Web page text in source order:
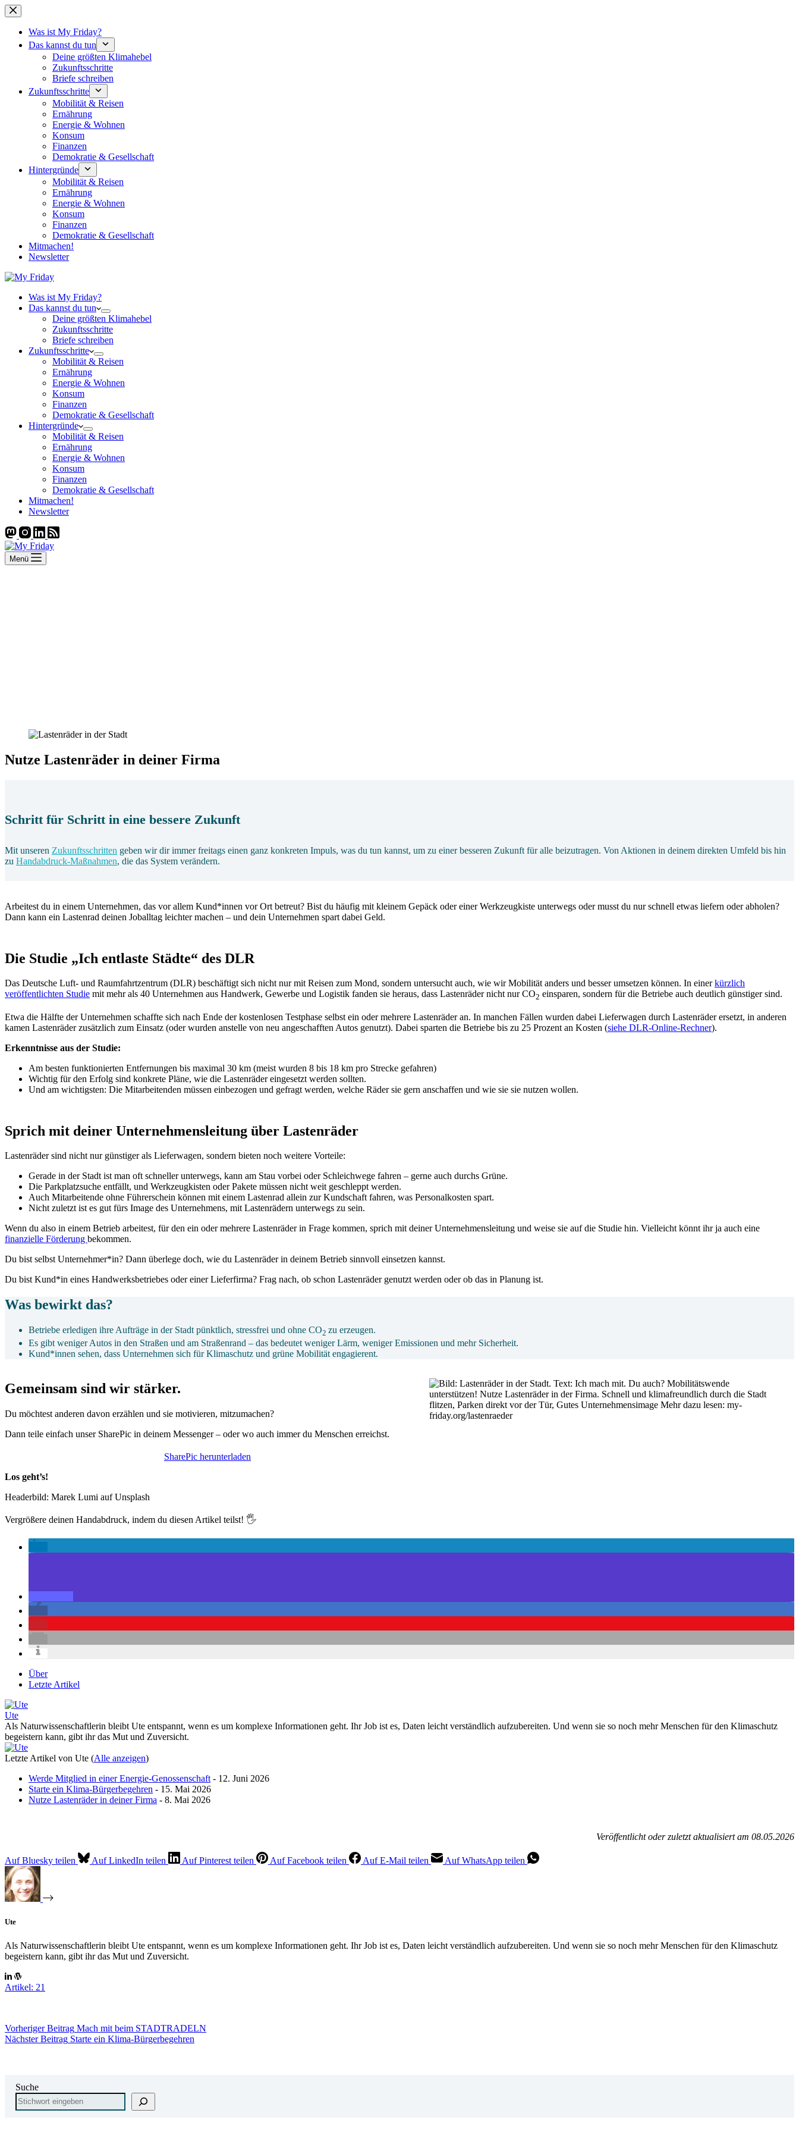
Zum
Inhalt
springenWas ist My Friday?
Das kannst du tun
Deine größten Klimahebel
Zukunftsschritte
Briefe schreiben
Zukunftsschritte
Mobilität & Reisen
Ernährung
Energie & Wohnen
Konsum
Finanzen
Demokratie & Gesellschaft
Hintergründe
Mobilität & Reisen
Ernährung
Energie & Wohnen
Konsum
Finanzen
Demokratie & Gesellschaft
Mitmachen!
Newsletter
Was ist My Friday?
Das kannst du tun
Deine größten Klimahebel
Zukunftsschritte
Briefe schreiben
Zukunftsschritte
Mobilität & Reisen
Ernährung
Energie & Wohnen
Konsum
Finanzen
Demokratie & Gesellschaft
Hintergründe
Mobilität & Reisen
Ernährung
Energie & Wohnen
Konsum
Finanzen
Demokratie & Gesellschaft
Mitmachen!
Newsletter
Menü
Nutze Lastenräder in deiner Firma
Schritt für Schritt in eine bessere Zukunft
Mit unseren Zukunftsschritten geben wir dir immer freitags einen ganz konkreten Impuls, was du tun kannst, um zu einer besseren Zukunft für alle beizutragen. Von Aktionen in deinem direkten Umfeld bis hin
zu Handabdruck-Maßnahmen, die das System verändern.
Arbeitest du in einem Unternehmen, das vor allem Kund*innen vor Ort betreut? Bist du häufig mit kleinem Gepäck oder einer Werkzeugkiste unterwegs oder musst du nur schnell etwas liefern oder abholen?
Dann kann ein Lastenrad deinen Joballtag leichter machen – und dein Unternehmen spart dabei Geld.
Die Studie „Ich entlaste Städte“ des DLR
Das Deutsche Luft- und Raumfahrtzentrum (DLR) beschäftigt sich nicht nur mit Reisen zum Mond, sondern untersucht auch, wie wir Mobilität anders und besser umsetzen können. In einerkürzlich
veröffentlichten Studie mit mehr als 40 Unternehmen aus Handwerk, Gewerbe und Logistik fanden sie heraus, dass Lastenräder nicht nur CO2 einsparen, sondern für die Betriebe auch deutlich günstiger sind.
Etwa die Hälfte der Unternehmen schaffte sich nach Ende der kostenlosen Testphase selbst ein oder mehrere Lastenräder an. In manchen Fällen wurden dabei Lieferwagen durch Lastenräder ersetzt, in anderen
kamen Lastenräder zusätzlich zum Einsatz (oder wurden anstelle von neu angeschafften Autos genutzt). Dabei sparten die Betriebe bis zu 25 Prozent an Kosten (siehe DLR-Online-Rechner).
Erkenntnisse aus der Studie:
Am besten funktionierten Entfernungen bis maximal 30 km (meist wurden 8 bis 18 km pro Strecke gefahren)
Wichtig für den Erfolg sind konkrete Pläne, wie die Lastenräder eingesetzt werden sollten.
Und am wichtigsten: Die Mitarbeitenden müssen einbezogen und gefragt werden, welche Räder sie gern anschaffen und wie sie sie nutzen wollen.
Sprich mit deiner Unternehmensleitung über Lastenräder
Lastenräder sind nicht nur günstiger als Lieferwagen, sondern bieten noch weitere Vorteile:
Gerade in der Stadt ist man oft schneller unterwegs, kann am Stau vorbei oder Schleichwege fahren – gerne auch durchs Grüne.
Die Parkplatzsuche entfällt, und Werkzeugkisten oder Pakete müssen nicht weit geschleppt werden.
Auch Mitarbeitende ohne Führerschein können mit einem Lastenrad allein zur Kundschaft fahren, was Personalkosten spart.
Nicht zuletzt ist es gut fürs Image des Unternehmens, mit Lastenrädern unterwegs zu sein.
Wenn du also in einem Betrieb arbeitest, für den ein oder mehrere Lastenräder in Frage kommen, sprich mit deiner Unternehmensleitung und weise sie auf die Studie hin. Vielleicht könnt ihr ja auch eine
finanzielle Förderung bekommen.
Du bist selbst Unternehmer*in? Dann überlege doch, wie du Lastenräder in deinem Betrieb sinnvoll einsetzen kannst.
Du bist Kund*in eines Handwerksbetriebes oder einer Lieferfirma? Frag nach, ob schon Lastenräder genutzt werden oder ob das in Planung ist.
Was bewirkt das?
Betriebe erledigen ihre Aufträge in der Stadt pünktlich, stressfrei und ohne CO2 zu erzeugen.
Es gibt weniger Autos in den Straßen und am Straßenrand – das bedeutet weniger Lärm, weniger Emissionen und mehr Sicherheit.
Kund*innen sehen, dass Unternehmen sich für Klimaschutz und grüne Mobilität engagierent.
Gemeinsam sind wir stärker.
Du möchtest anderen davon erzählen und sie motivieren, mitzumachen?
Dann teile einfach unser SharePic in deinem Messenger – oder wo auch immer du Menschen erreichst.
SharePic herunterladen
Los geht’s!
Headerbild: Marek Lumi auf Unsplash
Vergrößere deinen Handabdruck, indem du diesen Artikel teilst! 🖐️
Über
Letzte Artikel
Ute
Als Naturwissenschaftlerin bleibt Ute entspannt, wenn es um komplexe Informationen geht. Ihr Job ist es, Daten leicht verständlich aufzubereiten. Und wenn sie so noch mehr Menschen für den Klimaschutz
begeistern kann, gibt ihr das Mut und Zuversicht.
Letzte Artikel von Ute (Alle anzeigen)
Werde Mitglied in einer Energie-Genossenschaft - 12. Juni 2026
Starte ein Klima-Bürgerbegehren - 15. Mai 2026
Nutze Lastenräder in deiner Firma - 8. Mai 2026
Veröffentlicht oder zuletzt aktualisiert am 08.05.2026
Auf Bluesky teilen Auf LinkedIn teilen Auf Pinterest teilen Auf Facebook teilen Auf E-Mail teilen Auf WhatsApp teilen
Ute
Als Naturwissenschaftlerin bleibt Ute entspannt, wenn es um komplexe Informationen geht. Ihr Job ist es, Daten leicht verständlich aufzubereiten. Und wenn sie so noch mehr Menschen für den Klimaschutz
begeistern kann, gibt ihr das Mut und Zuversicht.
Artikel: 21
VorherigerBeitrag Mach mit beim STADTRADELN
NächsterBeitrag Starte ein Klima-Bürgerbegehren
Suche